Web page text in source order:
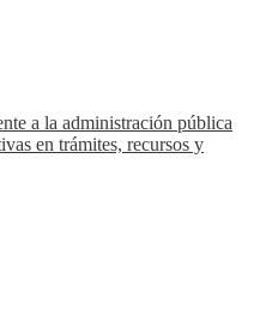
a la administración pública
en trámites, recursos y